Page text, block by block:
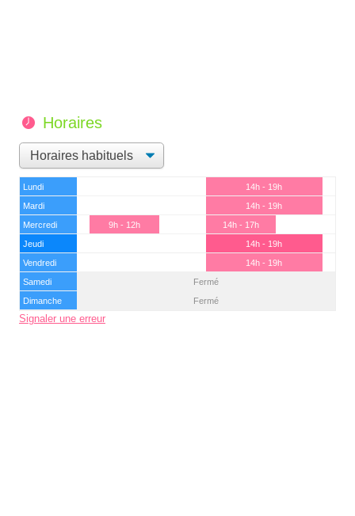
Horaires
Lundi
14h - 19h
Mardi
14h - 19h
Mercredi
9h - 12h
14h - 17h
Jeudi
14h - 19h
Vendredi
14h - 19h
Samedi
Fermé
Dimanche
Fermé
Signaler une erreur